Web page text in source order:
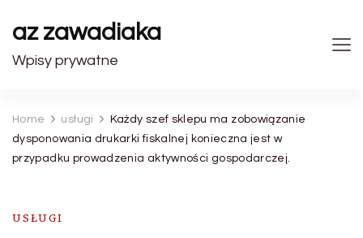
az zawadiaka
Wpisy prywatne
Home usługi
Każdy szef sklepu ma zobowiązanie
dysponowania drukarki fiskalnej konieczna jest w
przypadku prowadzenia aktywności gospodarczej.
USŁUGI